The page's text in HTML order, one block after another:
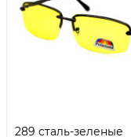
289 сталь-зеленые